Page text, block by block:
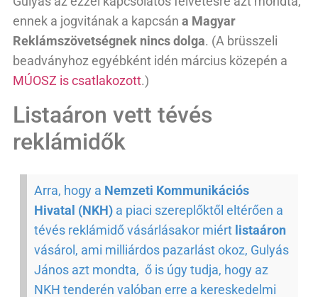
ennek a jogvitának a kapcsán a Magyar
Reklámszövetségnek nincs dolga. (A brüsszeli
beadványhoz egyébként idén március közepén a
MÚOSZ is csatlakozott.)
Listaáron vett tévés
reklámidők
Arra, hogy a Nemzeti Kommunikációs
Hivatal (NKH) a piaci szereplőktől eltérően a
tévés reklámidő vásárlásakor miért listaáron
vásárol, ami milliárdos pazarlást okoz, Gulyás
János azt mondta, ő is úgy tudja, hogy az
NKH tenderén valóban erre a kereskedelmi